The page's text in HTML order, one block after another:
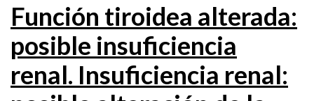
Función tiroidea alterada:
posible insuficiencia
renal. Insuficiencia renal: